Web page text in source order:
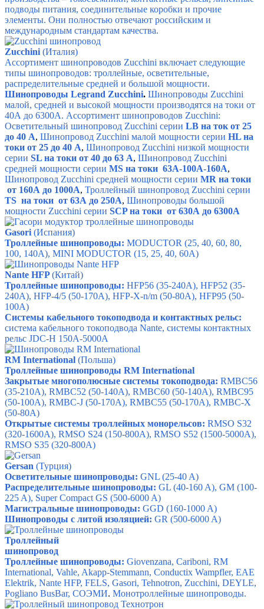
подводы питания, соединительные коробки и прочие
элементы. Они полностью отвечают российским и
международным стандартам качества.
Zucchini (Италия)
Ассортимент шинопроводов Zucchini включает следующие
типы шинопроводов: троллейные, осветительные,
распределительные средней и большой мощности.
Шинопроводы Legrand Zucchini. Шинопроводы Zucchini
малой, средней и высокой мощности производятся на токи от
40А до 6300А. Ассортимент шинопроводов Zucchini:
Осветительный шинопровод Zucchini серии LB на ток от 25
до 40 А, Шинопровод Zucchini малой мощности серии HL на
токи от 25 до 40 А, Шинопровод Zucchini низкой мощности
серии SL на токи от 40 до 63 А, Шинопровод Zucchini
средней мощности серии MS на токи 63A-100A-160A,
Шинопровод Zucchini средней мощности серии MR на токи
от 160А до 1000А, Троллейный шинопровод Zucchini серии
TS на токи от 63А до 250А, Шинопроводы большой
мощности Zucchini серии SCP на токи от 630А до 6300А
Gasori (Испания)
Троллейные шинопроводы: MODUCTOR (25, 40, 60, 80,
100, 140A), MINI MODUCTOR (15, 25, 40, 60A)
Nante HFP(Китай)
Троллейные шинопроводы: HFP56 (35-240A), HFP52 (35-
240A), HFP-4/5 (50-170A), HFP-X-n/m (50-80A), HFP95 (50-
100A)
Системы кабельного токоподвода и контактных рельс:
система кабельного токоподвода Nante, системы контактных
рельс JDC-H 150А-5000А
RM International (Польша)
Троллейные шинопроводы RM International
Закрытые многополюсные системы токоподвода: RMBC56
(35-210A), RMBC52 (50-140A), RMBC60 (50-140A), RMBC95
(50-100A), RMBC-J (50-170А), RMBC55 (50-170A), RMBC-X
(50-80A)
Открытые системы троллейных монорельсов: RMSO S32
(320-1600A), RMSO S24 (150-800A), RMSO S52 (1500-5000A),
RMSO S35 (320-800A)
Gersan (Турция)
Осветительные шинопроводы: GNL (25-40 A)
Распределительные шинопроводы: GL (40-160 A), GM (100-
225 A), Super Compact GS (500-6000 A)
Магистральные шинопроводы: GGD (160-1000 A)
Шинопроводы с литой изоляцией: GR (500-6000 A)
Троллейный
шинопровод
Троллейные шинопроводы: Giovenzana, Cariboni, RM
International, Vahle, Akapp-Stemmann, Conductix Wampfler, EAE
Elektrik, Nante HFP, FELS, Gasori, Tehnotron, Zucchini, DEYLE,
Pogliano BusBar, СОЭМИ. Монотроллейные шинопроводы.